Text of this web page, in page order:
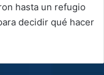
hasta un refugio
decidir qué hacer